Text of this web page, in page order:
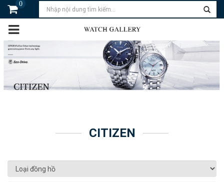
0
CITIZEN